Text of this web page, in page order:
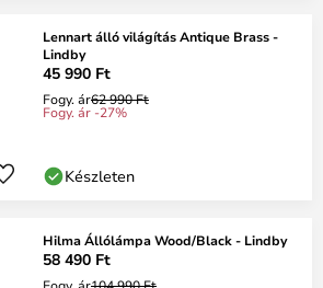
Lennart álló világítás Antique Brass -
Lindby
45 990 Ft
Fogy. ár62 990 Ft
Fogy. ár -27%
Készleten
Hilma Állólámpa Wood/Black - Lindby
58 490 Ft